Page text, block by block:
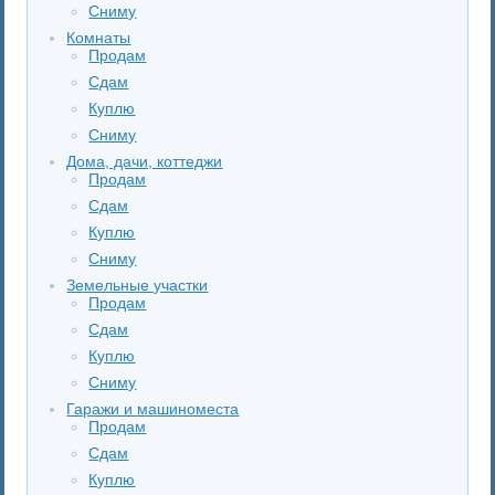
Сниму
Комнаты
Продам
Сдам
Куплю
Сниму
Дома, дачи, коттеджи
Продам
Сдам
Куплю
Сниму
Земельные участки
Продам
Сдам
Куплю
Сниму
Гаражи и машиноместа
Продам
Сдам
Куплю